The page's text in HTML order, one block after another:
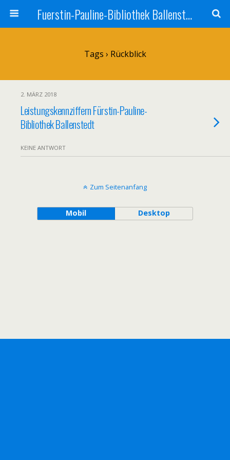
Fuerstin-Pauline-Bibliothek Ballenstedt
Tags › Rückblick
2. MÄRZ 2018
Leistungskennziffern Fürstin-Pauline-
Bibliothek Ballenstedt
KEINE ANTWORT
Zum Seitenanfang
Mobil Desktop